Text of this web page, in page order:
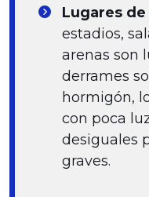
Lugares
estadios,
arenas son
derrames
hormigón,
con poca
desiguales
graves.